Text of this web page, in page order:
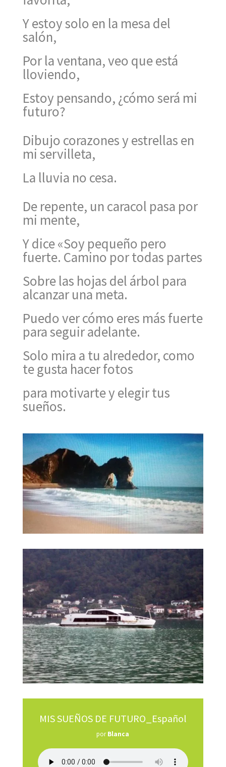
Y estoy solo en la mesa del
salón,
Por la ventana, veo que está
lloviendo,
Estoy pensando, ¿cómo será mi
futuro?
Dibujo corazones y estrellas en
mi servilleta,
La lluvia no cesa.
De repente, un caracol pasa por
mi mente,
Y dice «Soy pequeño pero
fuerte. Camino por todas partes
Sobre las hojas del árbol para
alcanzar una meta.
Puedo ver cómo eres más fuerte
para seguir adelante.
Solo mira a tu alrededor, como
te gusta hacer fotos
para motivarte y elegir tus
sueños.
MIS SUEÑOS DE FUTURO_Español
porBlanca